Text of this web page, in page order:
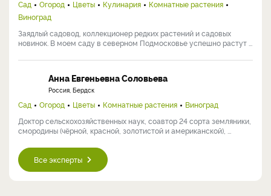
Сад Огород Цветы Кулинария
Комнатные растения
Виноград
Заядлый садовод, коллекционер редких растений и садовых
новинок. В моем саду в северном Подмосковье успешно растут ...
Анна Евгеньевна Соловьева
Россия, Бердск
Сад Огород Цветы Комнатные растения
Виноград
Доктор сельскохозяйственных наук, соавтор 24 сорта земляники,
смородины (чёрной, красной, золотистой и американской), ...
Все эксперты